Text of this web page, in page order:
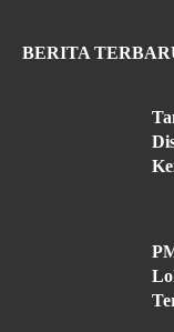
BERITA